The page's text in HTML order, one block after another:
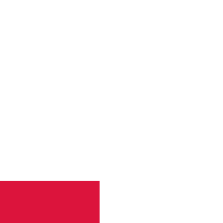
serwisu pogwarancyjnego.